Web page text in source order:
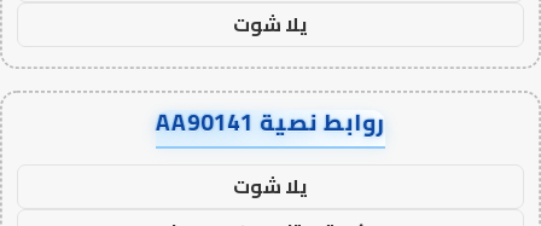
يلا شوت
روابط نصية AA90141
يلا شوت